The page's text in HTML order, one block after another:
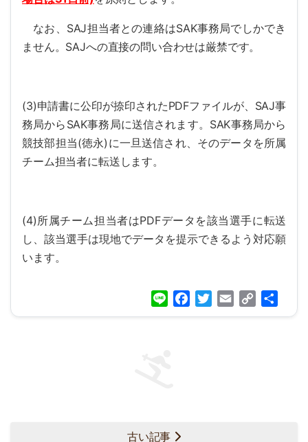
なお、SAJ担当者との連絡はSAK事務局でしかでき
ません。SAJへの直接の問い合わせは厳禁です。
(3)申請書に公印が捺印されたPDFファイルが、SAJ事
務局からSAK事務局に送信されます。SAK事務局から
競技部担当(徳永)に一旦送信され、そのデータを所属
チーム担当者に転送します。
(4)所属チーム担当者はPDFデータを該当選手に転送
し、該当選手は現地でデータを提示できるよう対応願
います。
Line FacebookTwitterEmail Copy
Link有
古い記事